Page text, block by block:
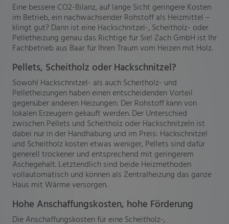
Eine bessere CO2-Bilanz, auf lange Sicht geringere Kosten
im Betrieb, ein nachwachsender Rohstoff als Heizmittel –
klingt gut? Dann ist eine Hackschnitzel-, Scheitholz- oder
Pelletheizung genau das Richtige für Sie! Zach GmbH ist Ihr
Fachbetrieb aus Baar für Ihren Traum vom Heizen mit Holz.
Pellets, Scheitholz oder Hackschnitzel?
Sowohl Hackschnitzel- als auch Scheitholz- und
Pelletheizungen haben einen entscheidenden Vorteil
gegenüber anderen Heizungen: Der Rohstoff kann von
lokalen Erzeugern gekauft werden. Der Unterschied
zwischen Pellets und Scheitholz oder Hackschnitzeln ist
dabei nur in der Handhabung und im Preis: Hackschnitzel
und Scheitholz kosten etwas weniger, Pellets sind dafür
generell trockener und entsprechend mit geringerem
Aschegehalt. Letztendlich sind beide Heizmethoden
vollautomatisch und können als Zentralheizung das ganze
Haus mit Wärme versorgen.
Hohe Anschaffungskosten, hohe Förderung
Die Anschaffungskosten für eine Scheitholz-,